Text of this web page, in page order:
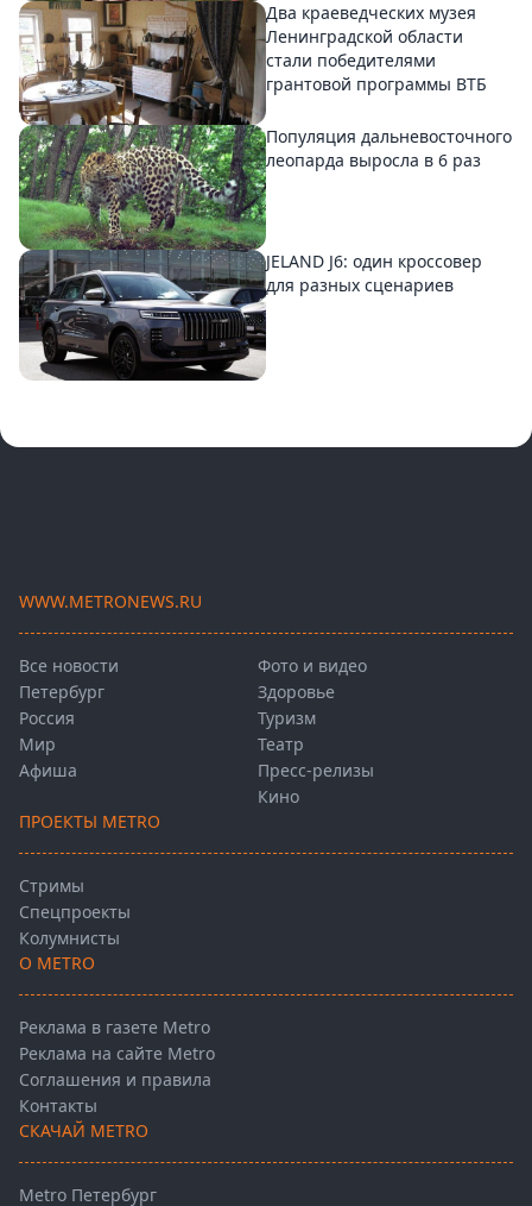
Два краеведческих музея
Ленинградской области
стали победителями
грантовой программы ВТБ
Популяция дальневосточного
леопарда выросла в 6 раз
JELAND J6: один кроссовер
для разных сценариев
WWW.METRONEWS.RU
Все новости
Петербург
Россия
Мир
Афиша
Фото и видео
Здоровье
Туризм
Театр
Пресс-релизы
Кино
ПРОЕКТЫ METRO
Стримы
Спецпроекты
Колумнисты
О METRO
Реклама в газете Metro
Реклама на сайте Metro
Соглашения и правила
Контакты
СКАЧАЙ METRO
Metro Петербург